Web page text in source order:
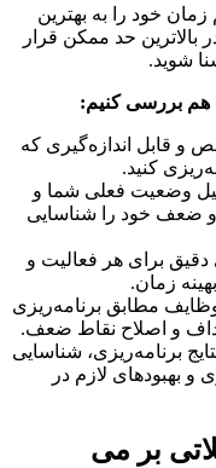
خود را به بهترین
حد ممکن قرار
بررسی کنیم:
اندازه‌گیری که
کنید.
فعلی شما و
خود را شناسایی
برای هر فعالیت و
مطابق برنامه‌ریزی
و اصلاح نقاط ضعف.
شناسایی
لازم در
بر می